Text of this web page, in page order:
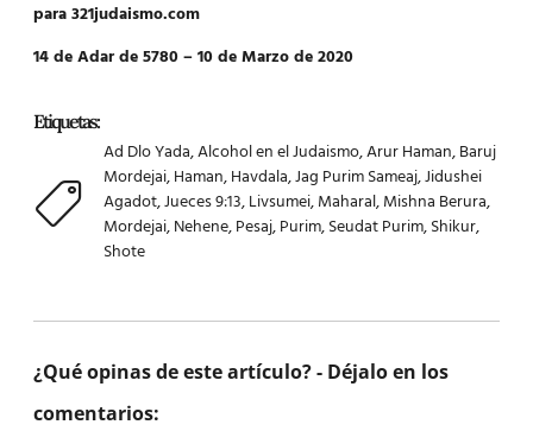
para 321judaismo.com
14 de Adar de 5780 – 10 de Marzo de 2020
Etiquetas:
Ad Dlo Yada,Alcohol en el Judaismo,Arur Haman,Baruj
Mordejai,Haman,Havdala,Jag Purim Sameaj,Jidushei
Agadot,Jueces 9:13,Livsumei,Maharal,Mishna Berura,
Mordejai,Nehene,Pesaj,Purim,Seudat Purim,Shikur,
Shote
¿Qué opinas de este artículo? - Déjalo en los
comentarios: